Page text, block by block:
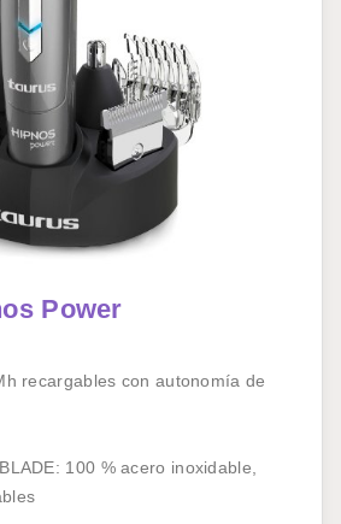
Power
recargables con autonomía de
100 % acero inoxidable,